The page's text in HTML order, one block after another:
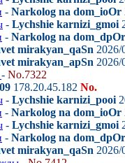
- Narkolog na dom_ioOr
- Lychshie karnizi_gmoi
- Narkolog na dom_dpOr
mirakyan_qaSn 2026/
mirakyan_apSn 2026/
- No.7322
178.20.45.182 No.
- Lychshie karnizi_pooi
- Narkolog na dom_ioOr
- Lychshie karnizi_gmoi
- Narkolog na dom_dpOr
mirakyan_qaSn 2026/